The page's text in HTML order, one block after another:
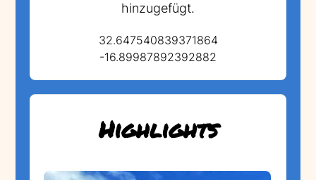
hinzugefügt.
32.647540839371864
-16.89987892392882
Highlights